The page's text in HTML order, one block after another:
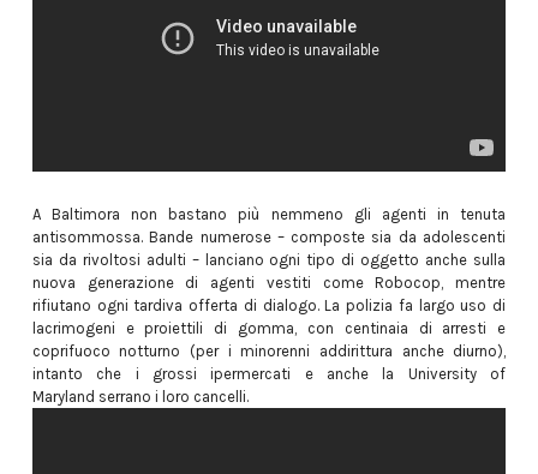
A Baltimora non bastano più nemmeno gli agenti in tenuta
antisommossa. Bande numerose – composte sia da adolescenti
sia da rivoltosi adulti – lanciano ogni tipo di oggetto anche sulla
nuova generazione di agenti vestiti come Robocop, mentre
rifiutano ogni tardiva offerta di dialogo. La polizia fa largo uso di
lacrimogeni e proiettili di gomma, con centinaia di arresti e
coprifuoco notturno (per i minorenni addirittura anche diurno),
intanto che i grossi ipermercati e anche la University of
Maryland serrano i loro cancelli.